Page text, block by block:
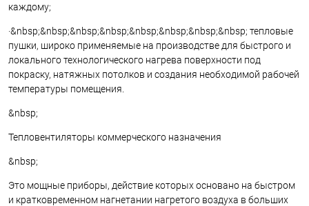
каждому;
·&nbsp;&nbsp;&nbsp;&nbsp;&nbsp;&nbsp;&nbsp;&nbsp; тепловые
пушки, широко применяемые на производстве для быстрого и
локального технологического нагрева поверхности под
покраску, натяжных потолков и создания необходимой рабочей
температуры помещения.
&nbsp;
Тепловентиляторы коммерческого назначения
&nbsp;
Это мощные приборы, действие которых основано на быстром
и кратковременном нагнетании нагретого воздуха в больших